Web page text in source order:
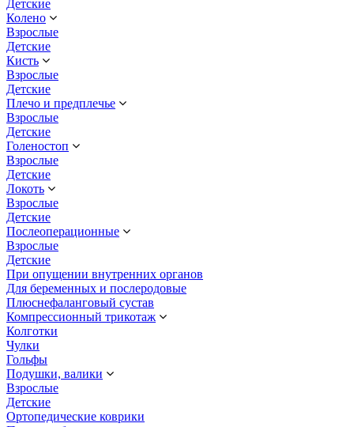
Детские
Колено
Взрослые
Детские
Кисть
Взрослые
Детские
Плечо и предплечье
Взрослые
Детские
Голеностоп
Взрослые
Детские
Локоть
Взрослые
Детские
Послеоперационные
Взрослые
Детские
При опущении внутренних органов
Для беременных и послеродовые
Плюснефаланговый сустав
Компрессионный трикотаж
Колготки
Чулки
Гольфы
Подушки, валики
Взрослые
Детские
Ортопедические коврики